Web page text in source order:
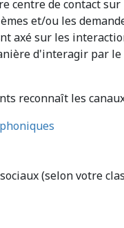
centre de contact
et/ou les
axé sur les
d'interagir par
reconnaît les
(selon votre